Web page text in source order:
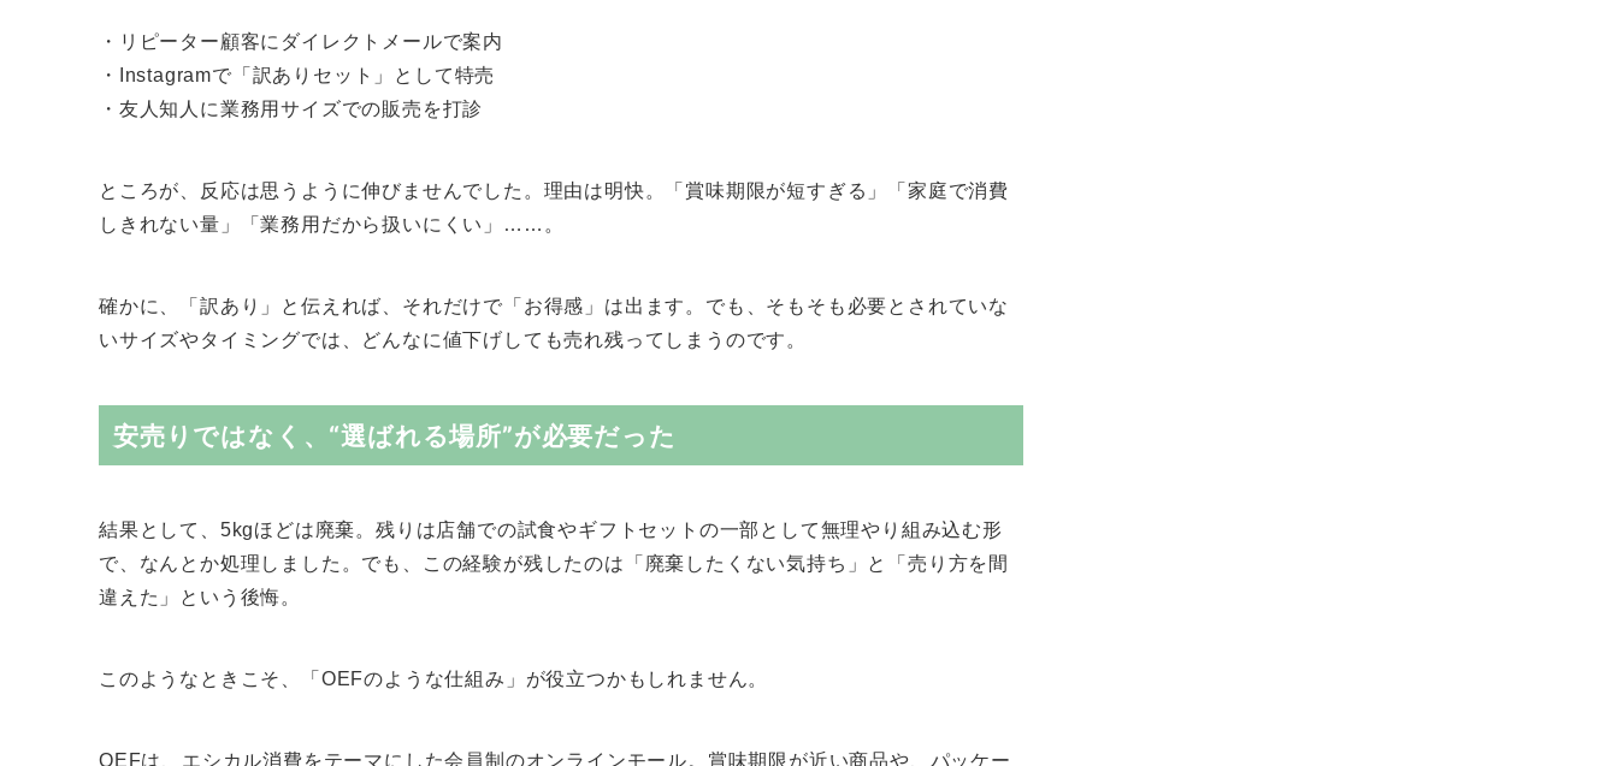
・リピーター顧客にダイレクトメールで案内
・Instagramで「訳ありセット」として特売
・友人知人に業務用サイズでの販売を打診
ところが、反応は思うように伸びませんでした。理由は明快。「賞味期限が短すぎる」「家庭で消費
しきれない量」「業務用だから扱いにくい」……。
確かに、「訳あり」と伝えれば、それだけで「お得感」は出ます。でも、そもそも必要とされていな
いサイズやタイミングでは、どんなに値下げしても売れ残ってしまうのです。
安売りではなく、“選ばれる場所”が必要だった
結果として、5kgほどは廃棄。残りは店舗での試食やギフトセットの一部として無理やり組み込む形
で、なんとか処理しました。でも、この経験が残したのは「廃棄したくない気持ち」と「売り方を間
違えた」という後悔。
このようなときこそ、「OEFのような仕組み」が役立つかもしれません。
OEFは、エシカル消費をテーマにした会員制のオンラインモール。賞味期限が近い商品や、パッケー